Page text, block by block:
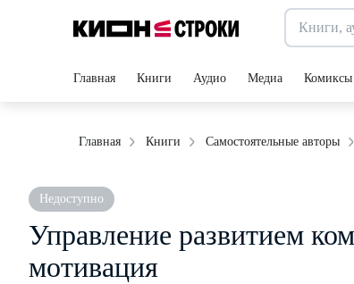
Главная Книги Аудио Медиа Комиксы
Главная Книги Самостоятельные авторы
Недоступно
Управление развитием
мотивация